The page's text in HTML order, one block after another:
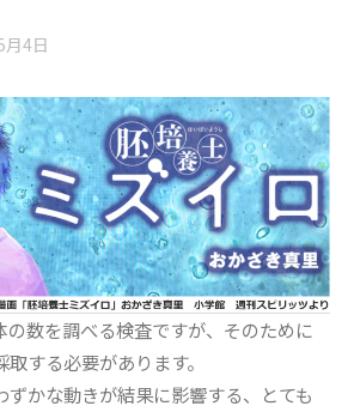
月4日
の数を調べる検査ですが、そのために
する必要があります。
ずかな動きが結果に影響する、とても